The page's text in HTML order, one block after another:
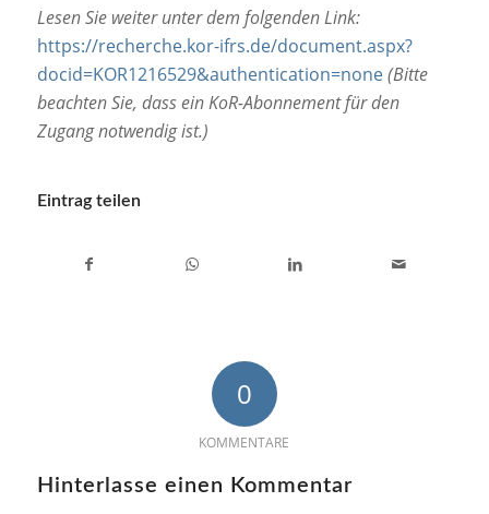
Lesen Sie weiter unter dem folgenden Link:
https://recherche.kor-ifrs.de/document.aspx?
docid=KOR1216529&authentication=none (Bitte
beachten Sie, dass ein KoR-Abonnement für den
Zugang notwendig ist.)
Eintrag teilen
0
KOMMENTARE
Hinterlasse einen Kommentar